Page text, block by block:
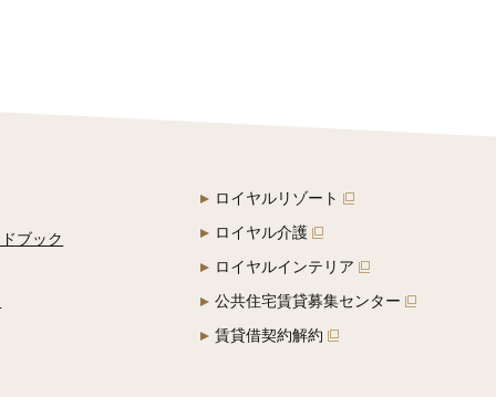
ブック
ロイヤルリゾート
ロイヤル介護
ロイヤルインテリア
公共住宅賃貸募集センター
賃貸借契約解約